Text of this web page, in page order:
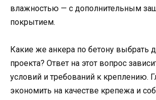
влажностью — с дополнительным
покрытием.
Какие же анкера по бетону выбрать
проекта? Ответ на этот вопрос
условий и требований к креплению.
экономить на качестве крепежа и